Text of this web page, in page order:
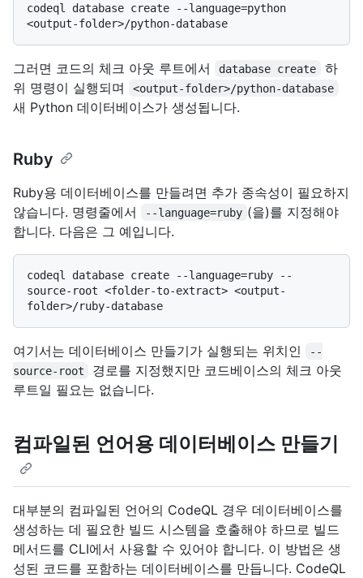
codeql database create --language=python
그러면 코드의 체크 아웃 루트에서 database create
하
위 명령이 실행되며
<output-folder>/python-database
새 Python 데이터베이스가 생성됩니다.
Ruby
Ruby용 데이터베이스를 만들려면 추가 종속성이 필요하지
않습니다. 명령줄에서
--language=ruby (을)를 지정해야
합니다. 다음은 그 예입니다.
codeql database create --language=ruby --
source-root <folder-to-extract> <output-
여기서는 데이터베이스 만들기가 실행되는 위치인
--
source-root
경로를 지정했지만 코드베이스의 체크 아웃
루트일 필요는 없습니다.
컴파일된 언어용 데이터베이스 만들기
대부분의 컴파일된 언어의 CodeQL 경우 데이터베이스를
생성하는 데 필요한 빌드 시스템을 호출해야 하므로 빌드
메서드를 CLI에서 사용할 수 있어야 합니다. 이 방법은 생
성된 코드를 포함하는 데이터베이스를 만듭니다. CodeQL